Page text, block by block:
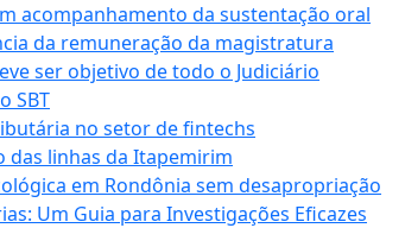
acompanhamento da sustentação oral
da remuneração da magistratura
ser objetivo de todo o Judiciário
SBT
no setor de fintechs
das linhas da Itapemirim
em Rondônia sem desapropriação
Um Guia para Investigações Eficazes